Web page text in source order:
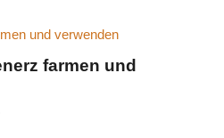
farmen und